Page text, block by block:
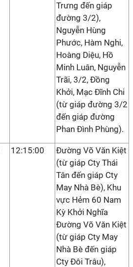
Trưng đến giáp
đường 3/2),
Nguyễn Hùng
Phước, Hàm Nghi,
Hoàng Diệu, Hồ
Minh Luân, Nguyễn
Trãi, 3/2, Đồng
Khởi, Mạc Đĩnh Chi
(từ giáp đường 3/2
đến giáp đường
Phan Đình Phùng).
12:15:00
Đường Võ Văn Kiệt
(từ giáp Cty Thái
Tân đến giáp Cty
May Nhà Bè), Khu
vực Hẻm 60 Nam
Kỳ Khởi Nghĩa
Đường Võ Văn Kiệt
(từ giáp Cty May
Nhà Bè đến giáp
Cty Đôi Trâu),